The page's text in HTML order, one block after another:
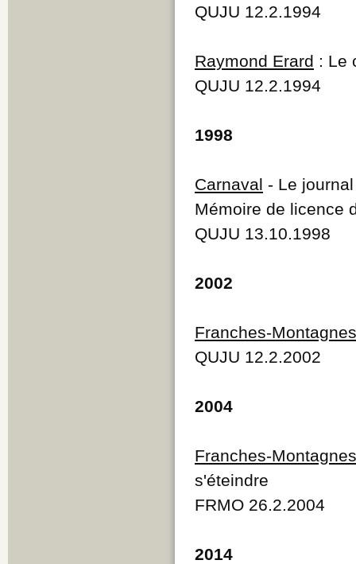
QUJU 12.2.1994
Raymond Erard : Le
QUJU 12.2.1994
1998
Carnaval - Le
Mémoire de licence
QUJU 13.10.1998
2002
Franches-Montagnes
QUJU 12.2.2002
2004
Franches-Montagnes
s'éteindre
FRMO 26.2.2004
2014